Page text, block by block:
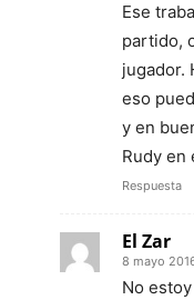
Ese
partido,
jugador.
eso
y en
Rudy en
Respuesta
El Zar
8 mayo
No